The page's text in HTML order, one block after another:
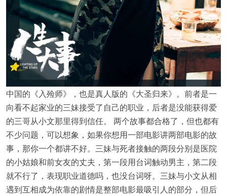
中国的《入殓师》，也是真人版的《大圣归来》。前者是一
向看不起家业的三妹接受了自己的职业，后者是没能获得爱
的三哥从小文那里得到信任。 两个故事都合格了，但也都有
不少问题，可以想象，如果你想用一部电影讲两部电影的故
事，那你一个都讲不好。三妹与死者接触的两段分别是医院
的小姑娘和前女友的丈夫，第一段用台词触动男主，第二段
就不行了，表现职业道德吗，也没台词呀。三妹与小文从相
遇到互相成为依靠的剧情是整部电影最吸引人的部分，但后